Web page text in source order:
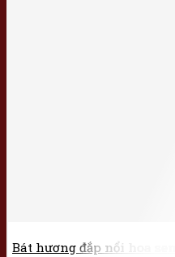
Bát hương đắp nổi hoa